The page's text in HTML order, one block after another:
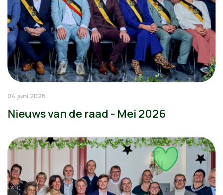
04 juni 2026
Nieuws van de raad - Mei 2026